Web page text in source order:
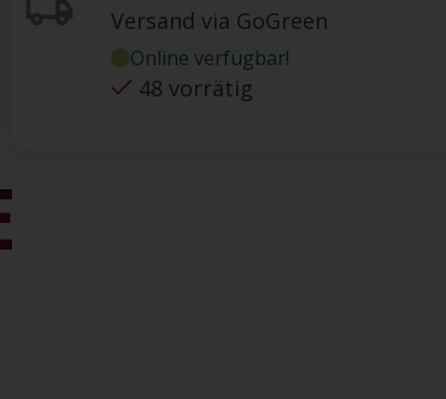
Versand via GoGreen
Online verfügbar!
48 vorrätig